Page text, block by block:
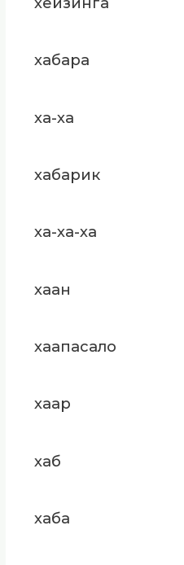
хабара
ха-ха
хабарик
ха-ха-ха
хаан
хаапасало
хаар
хаб
хаба